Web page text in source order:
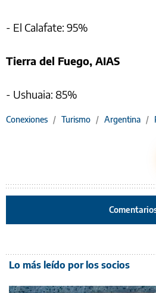
- El Calafate: 95%
Tierra del Fuego, AIAS
- Ushuaia: 85%
Conexiones / Turismo / Argentina /
Lo más leído por los socios